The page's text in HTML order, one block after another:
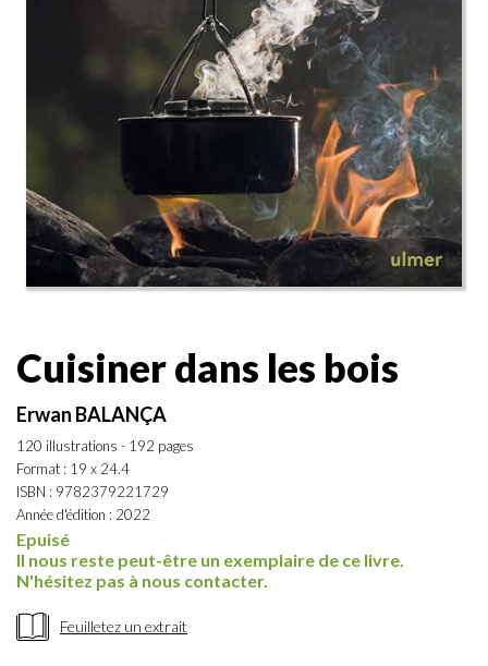
Cuisiner dans les bois
Erwan BALANÇA
120 illustrations - 192 pages
Format : 19 x 24.4
ISBN : 9782379221729
Année d'édition : 2022
Epuisé
Il nous reste peut-être un exemplaire de ce livre.
N'hésitez pas à nous contacter.
Feuilletez un extrait